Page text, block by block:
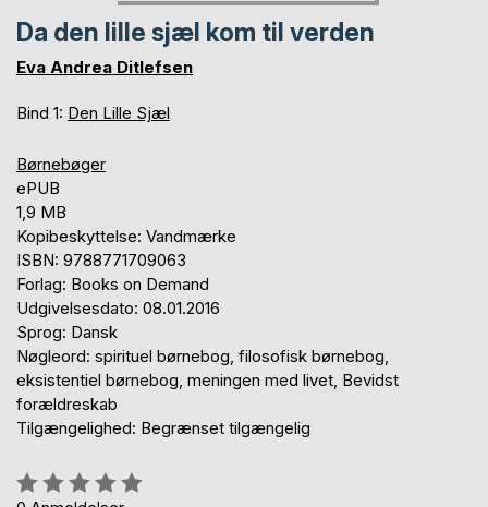
Da den lille sjæl kom til verden
Eva Andrea Ditlefsen
Bind 1: Den Lille Sjæl
Børnebøger
ePUB
1,9 MB
Kopibeskyttelse: Vandmærke
ISBN: 9788771709063
Forlag: Books on Demand
Udgivelsesdato: 08.01.2016
Sprog: Dansk
Nøgleord: spirituel børnebog, filosofisk børnebog,
eksistentiel børnebog, meningen med livet, Bevidst
forældreskab
Tilgængelighed: Begrænset tilgængelig
Anmeldelse::